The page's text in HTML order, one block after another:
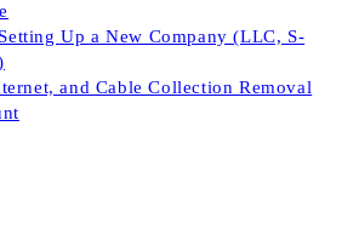
Up a New Company (LLC, S-
and Cable Collection Removal